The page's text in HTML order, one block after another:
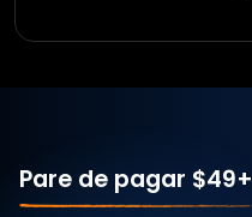
Pare de pagar $49+